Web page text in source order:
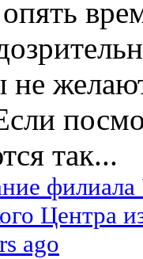
не
так...
Центра
ago